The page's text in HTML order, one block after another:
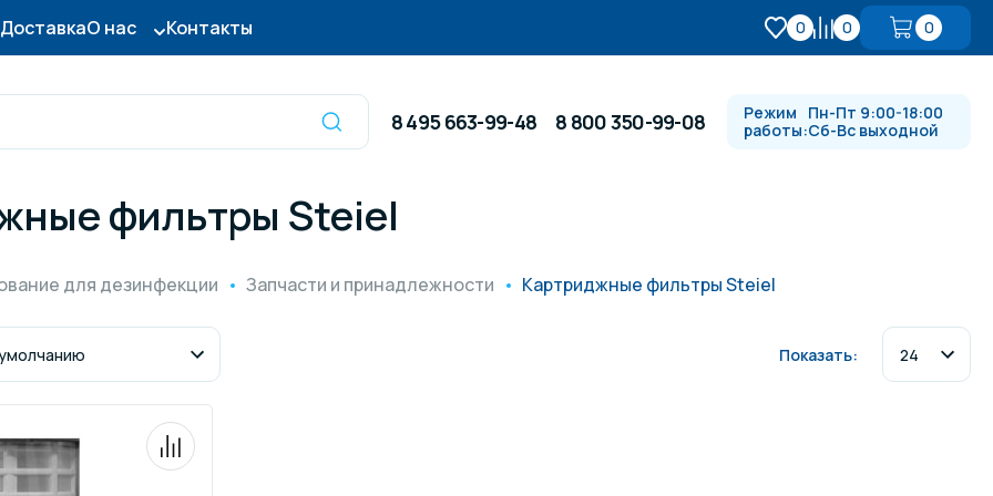
ДоставкаО нас Контакты 0 0 0
для бассейна
Оборудование для
Водопады, водяные пушки и
покрытия
8 495 663-99-48 8 800 350-99-08
Режим
работы:
Пн-Пт 9:00-18:00
Сб-Вс выходной
фильтры Steiel
для дезинфекции Запчасти и принадлежности Картриджные фильтры Steiel
Показать: